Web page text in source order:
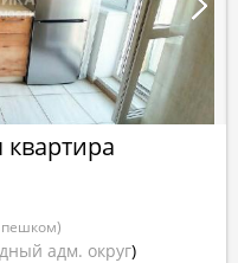
адм. округ)